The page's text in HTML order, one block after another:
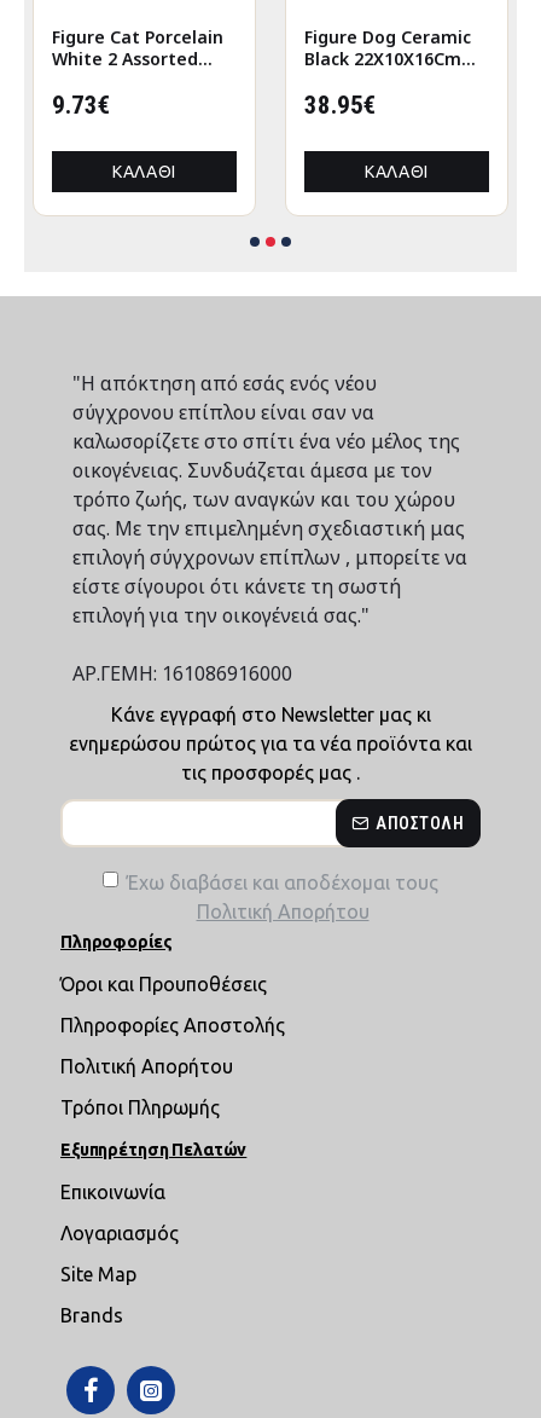
Figure Cat Porcelain
White 2 Assorted
9.73€
ΚΑΛΆΘΙ
Figure Dog Ceramic
Black 22X10X16Cm
38.95€
ΚΑΛΆΘΙ
"Η απόκτηση από εσάς ενός νέου
σύγχρονου επίπλου είναι σαν να
καλωσορίζετε στο σπίτι ένα νέο μέλος της
οικογένειας. Συνδυάζεται άμεσα με τον
τρόπο ζωής, των αναγκών και του χώρου
σας. Με την επιμελημένη σχεδιαστική μας
επιλογή σύγχρονων επίπλων , μπορείτε να
είστε σίγουροι ότι κάνετε τη σωστή
επιλογή για την οικογένειά σας."
ΑΡ.ΓΕΜΗ: 161086916000
Κάνε εγγραφή στο Newsletter μας κι
ενημερώσου πρώτος για τα νέα προϊόντα και
τις προσφορές μας .
ΑΠΟΣΤΟΛΉ
Έχω διαβάσει και αποδέχομαι τους
Πολιτική Απορήτου
Πληροφορίες
Όροι και Προυποθέσεις
Πληροφορίες Αποστολής
Πολιτική Απορήτου
Τρόποι Πληρωμής
Εξυπηρέτηση Πελατών
Επικοινωνία
Λογαριασμός
Site Map
Brands